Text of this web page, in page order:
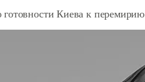
Киева к перемирию